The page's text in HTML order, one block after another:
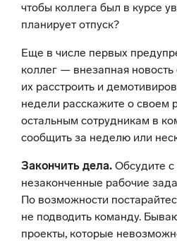
чтобы коллега был в курсе
планирует отпуск?
Еще в числе первых
коллег — внезапная
их расстроить и
недели расскажите о своем
остальным сотрудникам в
сообщить за неделю или
Закончить дела. Обсудите с
незаконченные рабочие
По возможности
не подводить команду.
проекты, которые